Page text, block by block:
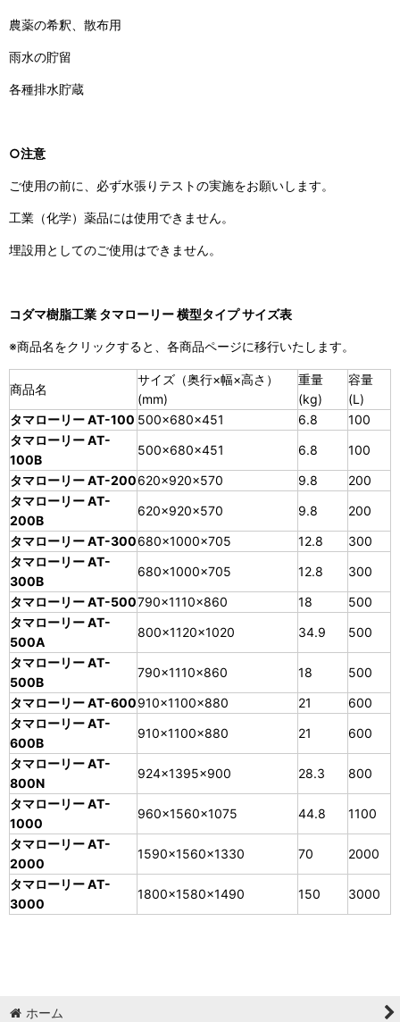
農薬の希釈、散布用
雨水の貯留
各種排水貯蔵
○注意
ご使用の前に、必ず水張りテストの実施をお願いします。
工業（化学）薬品には使用できません。
埋設用としてのご使用はできません。
コダマ樹脂工業 タマローリー 横型タイプ サイズ表
※商品名をクリックすると、各商品ページに移行いたします。
商品名
サイズ（奥行×幅×高さ）
(mm)
重量
(kg)
容量
(L)
タマローリー AT-100 500×680×451 6.8
100
タマローリー AT-
100B
500×680×451 6.8
100
タマローリー AT-200620×920×570 9.8
200
タマローリー AT-
200B
620×920×570 9.8
200
タマローリー AT-300680×1000×705 12.8
300
タマローリー AT-
300B
680×1000×705 12.8
300
タマローリー AT-500790×1110×860 18
500
タマローリー AT-
500A
800×1120×1020 34.9
500
タマローリー AT-
500B
790×1110×860 18
500
タマローリー AT-600910×1100×880 21
600
タマローリー AT-
600B
910×1100×880 21
600
タマローリー AT-
800N
924×1395×900 28.3
800
タマローリー AT-
1000
960×1560×1075 44.8
1100
タマローリー AT-
2000
1590×1560×1330 70
2000
タマローリー AT-
3000
1800×1580×1490 150 3000
ホーム